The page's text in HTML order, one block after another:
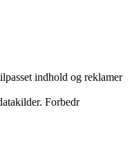
indhold og reklamer
Forbedr